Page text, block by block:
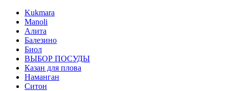
Kukmara
Manoli
Алита
Балезино
Биол
ВЫБОР ПОСУДЫ
Казан для плова
Наманган
Ситон